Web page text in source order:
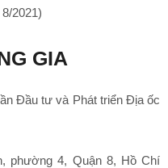
2021)
GIA
Đầu tư và Phát triển Địa ốc
phường 4, Quận 8, Hồ Chí